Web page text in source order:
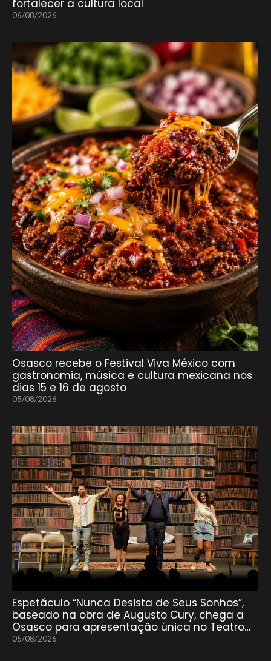
fortalecer a cultura local
06/08/2026
Osasco recebe o Festival Viva México com
gastronomia, música e cultura mexicana nos
dias 15 e 16 de agosto
05/08/2026
Espetáculo “Nunca Desista de Seus Sonhos”,
baseado na obra de Augusto Cury, chega a
Osasco para apresentação única no Teatro…
05/08/2026